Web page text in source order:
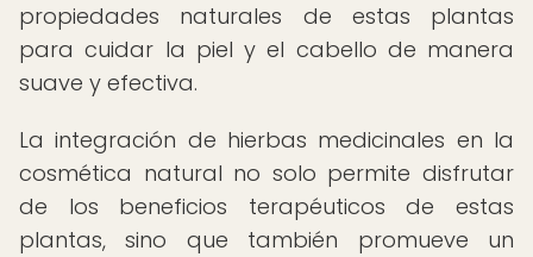
propiedades naturales de estas plantas
para cuidar la piel y el cabello de manera
suave y efectiva.
La integración de hierbas medicinales en la
cosmética natural no solo permite disfrutar
de los beneficios terapéuticos de estas
plantas, sino que también promueve un